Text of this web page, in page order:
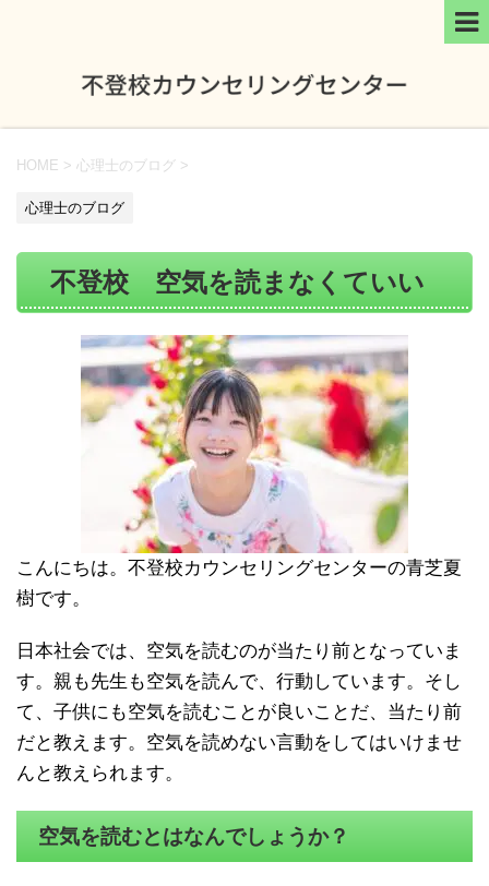
HOME > 心理士のブログ >
心理士のブログ
不登校 空気を読まなくていい
こんにちは。不登校カウンセリングセンターの青芝夏
樹です。
日本社会では、空気を読むのが当たり前となっていま
す。親も先生も空気を読んで、行動しています。そし
て、子供にも空気を読むことが良いことだ、当たり前
だと教えます。空気を読めない言動をしてはいけませ
んと教えられます。
空気を読むとはなんでしょうか？